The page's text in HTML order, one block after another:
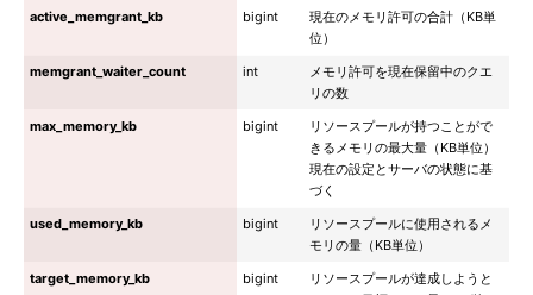
active_memgrant_kb
bigint
現在のメモリ許可の合計（KB単
位）
memgrant_waiter_count
int
メモリ許可を現在保留中のクエ
リの数
max_memory_kb
bigint
リソースプールが持つことがで
きるメモリの最大量（KB単位）
現在の設定とサーバの状態に基
づく
used_memory_kb
bigint
リソースプールに使用されるメ
モリの量（KB単位）
target_memory_kb
bigint
リソースプールが達成しようと